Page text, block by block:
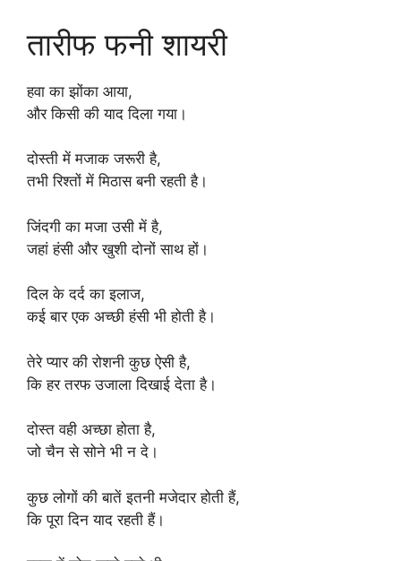
तारीफ फनी शायरी
हवा का झोंका आया,
और किसी की याद दिला गया।
दोस्ती में मजाक जरूरी है,
तभी रिश्तों में मिठास बनी रहती है।
जिंदगी का मजा उसी में है,
जहां हंसी और खुशी दोनों साथ हों।
दिल के दर्द का इलाज,
कई बार एक अच्छी हंसी भी होती है।
तेरे प्यार की रोशनी कुछ ऐसी है,
कि हर तरफ उजाला दिखाई देता है।
दोस्त वही अच्छा होता है,
जो चैन से सोने भी न दे।
कुछ लोगों की बातें इतनी मजेदार होती हैं,
कि पूरा दिन याद रहती हैं।